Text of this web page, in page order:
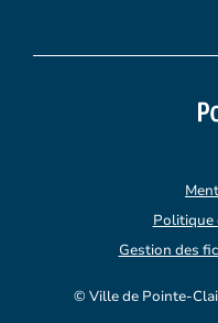
© Ville de Pointe-
Politique
Gestion des